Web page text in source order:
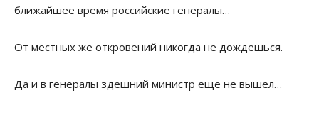
ближайшее время российские генералы…
От местных же откровений никогда не дождешься.
Да и в генералы здешний министр еще не вышел…